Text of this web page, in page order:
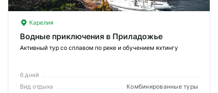
Карелия
Водные приключения в Приладожье
Активный тур со сплавом по реке и обучением яхтингу
6 дней
Вид отдыха
Комбинированные туры